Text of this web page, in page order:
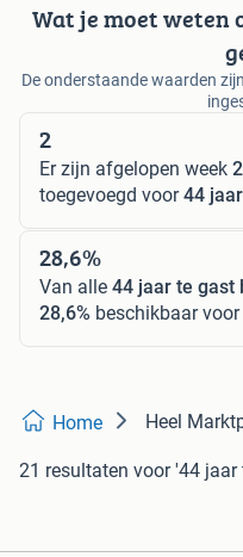
Wat je moet weten
De onderstaande waarden
2
Er zijn afgelopen week 2
toegevoegd voor44
28,6%
Van alle 44 jaar te gast
28,6% beschikbaar
Home Heel
21 resultaten voor '44 jaar